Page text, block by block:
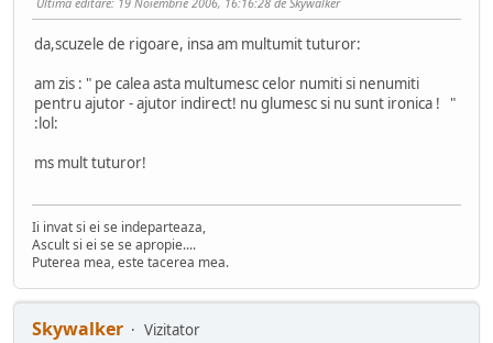
da,scuzele de rigoare, insa am multumit tuturor:
am zis : " pe calea asta multumesc celor numiti si nenumiti
pentru ajutor - ajutor indirect! nu glumesc si nu sunt ironica ! "
:lol:
ms mult tuturor!
Ii invat si ei se indeparteaza,
Ascult si ei se se apropie....
Puterea mea, este tacerea mea.
Skywalker
Vizitator